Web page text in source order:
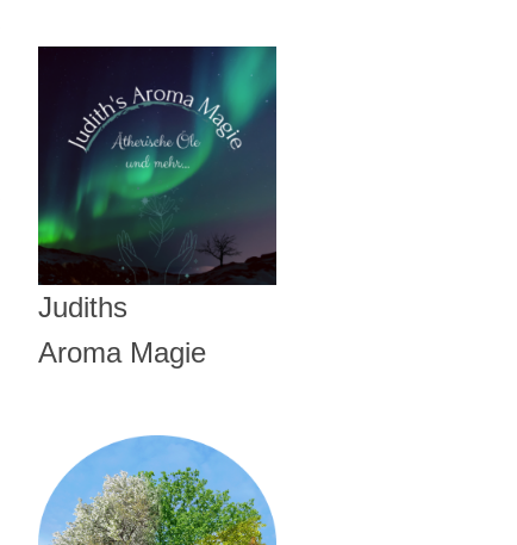
Judiths
Aroma Magie